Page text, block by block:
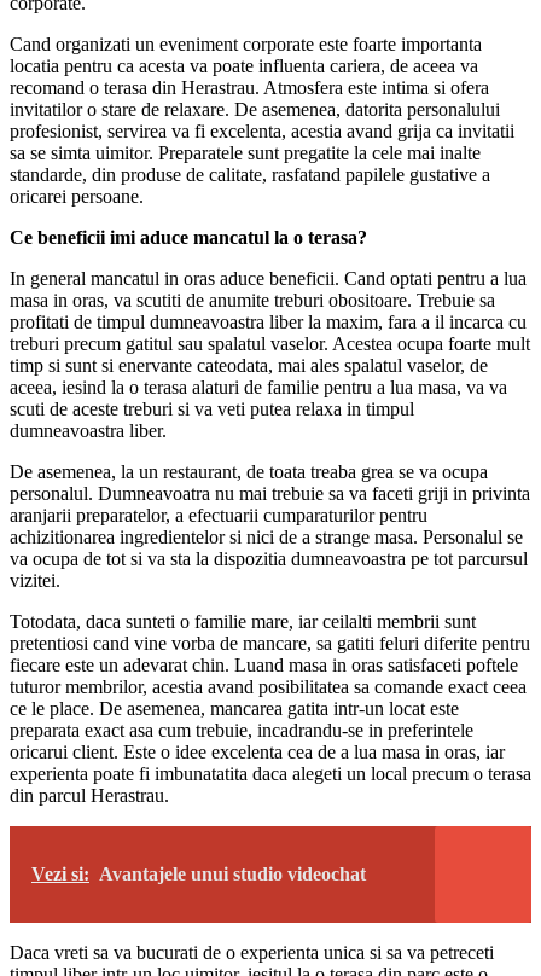
Cand organizati un eveniment corporate este foarte importanta
locatia pentru ca acesta va poate influenta cariera, de aceea va
recomand o terasa din Herastrau. Atmosfera este intima si ofera
invitatilor o stare de relaxare. De asemenea, datorita personalului
profesionist, servirea va fi excelenta, acestia avand grija ca invitatii
sa se simta uimitor. Preparatele sunt pregatite la cele mai inalte
standarde, din produse de calitate, rasfatand papilele gustative a
oricarei persoane.
Ce beneficii imi aduce mancatul la o terasa?
In general mancatul in oras aduce beneficii. Cand optati pentru a lua
masa in oras, va scutiti de anumite treburi obositoare. Trebuie sa
profitati de timpul dumneavoastra liber la maxim, fara a il incarca cu
treburi precum gatitul sau spalatul vaselor. Acestea ocupa foarte mult
timp si sunt si enervante cateodata, mai ales spalatul vaselor, de
aceea, iesind la o terasa alaturi de familie pentru a lua masa, va va
scuti de aceste treburi si va veti putea relaxa in timpul
dumneavoastra liber.
De asemenea, la un restaurant, de toata treaba grea se va ocupa
personalul. Dumneavoatra nu mai trebuie sa va faceti griji in privinta
aranjarii preparatelor, a efectuarii cumparaturilor pentru
achizitionarea ingredientelor si nici de a strange masa. Personalul se
va ocupa de tot si va sta la dispozitia dumneavoastra pe tot parcursul
vizitei.
Totodata, daca sunteti o familie mare, iar ceilalti membrii sunt
pretentiosi cand vine vorba de mancare, sa gatiti feluri diferite pentru
fiecare este un adevarat chin. Luand masa in oras satisfaceti poftele
tuturor membrilor, acestia avand posibilitatea sa comande exact ceea
ce le place. De asemenea, mancarea gatita intr-un locat este
preparata exact asa cum trebuie, incadrandu-se in preferintele
oricarui client. Este o idee excelenta cea de a lua masa in oras, iar
experienta poate fi imbunatatita daca alegeti un local precum o terasa
din parcul Herastrau.
Vezi si: Avantajele unui studio videochat
Daca vreti sa va bucurati de o experienta unica si sa va petreceti